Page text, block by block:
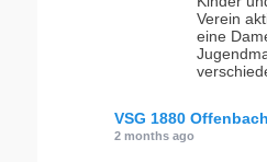
Verein
eine
VSG 1880 Offenbach
2 months ago